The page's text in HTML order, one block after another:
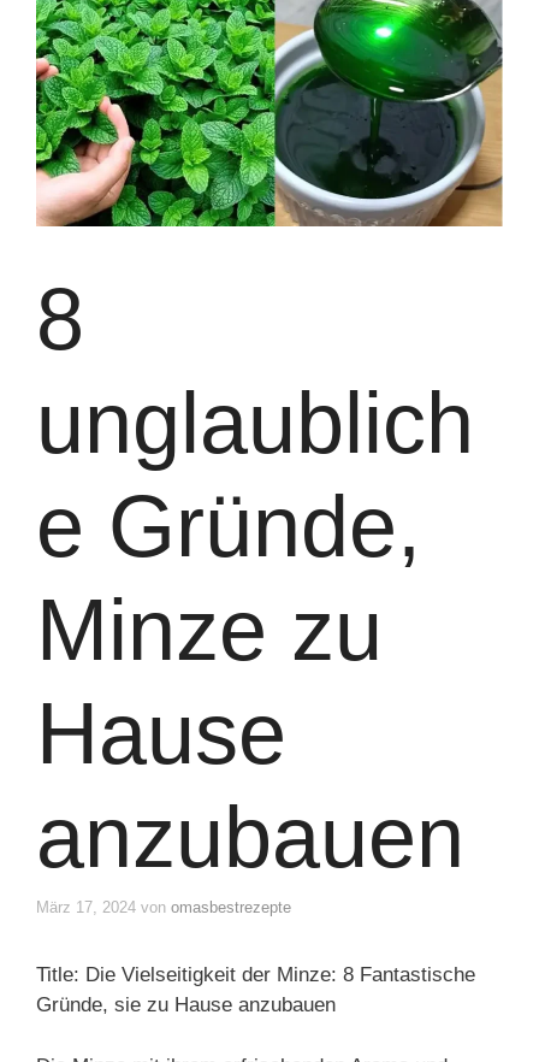
8
unglaublich
e Gründe,
Minze zu
Hause
anzubauen
März 17, 2024 von omasbestrezepte
Title: Die Vielseitigkeit der Minze: 8 Fantastische
Gründe, sie zu Hause anzubauen